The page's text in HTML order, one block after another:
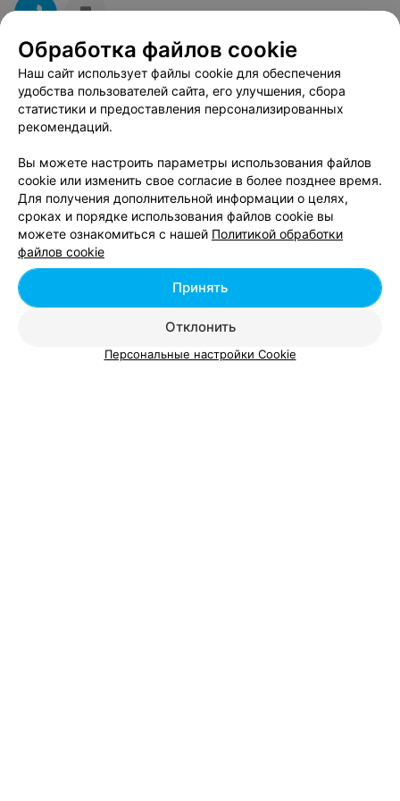
мягкое очищение и противовоспалительный
эффект подходят для чувствительной кожи;
хороший антибактериальный эффект, благодаря
чему возможно бороться с угревой сыпью в
любом возрасте;
обмен веществ в клетках.
К недостаткам относятся:
чистка не справится с удалением черных точек и
других серьезных комедонов;
подходит только для мягкого пилинга лица.
Для большей эффективности можно совместить
ультразвуковую чистку с механической. Это позволит
удалить все содержимое закупоренных пор.
Лазерная чистка лица
Смотрите также
Ультразвуковая чистка лица возле метро Немига
в Минске
Лазерная эпиляция возле метро Немига в
Минске
Удаление бородавок у метро Немига в Минске
Обработка файлов cookie
Наш сайт использует файлы cookie для обеспечения
удобства пользователей сайта, его улучшения, сбора
статистики и предоставления персонализированных
рекомендаций.
Вы можете настроить параметры использования файлов
cookie или изменить свое согласие в более позднее время.
Для получения дополнительной информации о целях,
сроках и порядке использования файлов cookie вы
можете ознакомиться с нашей Политикой обработки
файлов cookie
Отклонить
Принять
Персональные настройки Cookie